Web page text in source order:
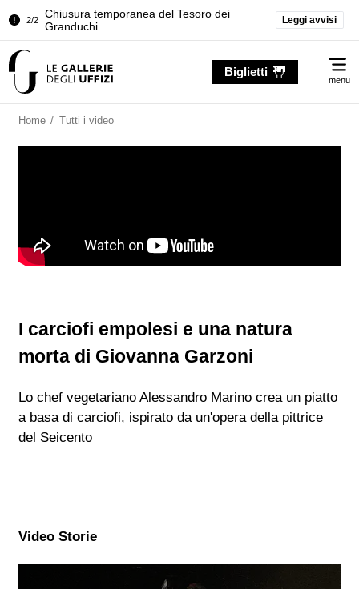
2/2
Chiusura temporanea del Tesoro dei
Granduchi
Sala dell'Iliade
Granduchi
Leggi avvisi
Biglietti
menu
Home / Tutti i video
I carciofi empolesi e una natura
morta di Giovanna Garzoni
Lo chef vegetariano Alessandro Marino crea un piatto
a basa di carciofi, ispirato da un'opera della pittrice
del Seicento
Video Storie